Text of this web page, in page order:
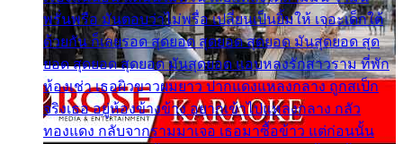
พรั่นพรือ มันตอบว่าไม่พรื่อ เปลี่ยนเป็นยิ้มให้ เจอะเด็กใต้
ด้วยกัน ก็เลยรอด สุดยอด สุดยอด สุดยอด มันสุดยอด สุด
ยอด สุดยอด สุดยอด มันสุดยอด แอบหลงรักสาวราม ที่พัก
ห้องเช่า เธอผิวขาวผมยาว ปากแดงแหลงกลาง ถูกสเป็ก
จริงเธอ อยู่ห้องข้างข้าง อยากเข้าไปแหลงกลาง กลัว
ทองแดง กลับจากรามมาเจอ เธอมาซื้อข้าว แต่ก่อนนั้น